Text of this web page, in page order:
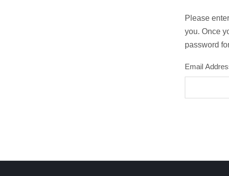
Please
you. Once
password
Email